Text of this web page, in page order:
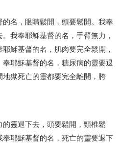
名，眼睛鬆開，頭要鬆開。我奉
我奉耶穌基督的名，手臂無力，
穌基督的名，肌肉要完全鬆開，
耶穌基督的名，糖尿病的靈要退
獄死亡的靈都要完全離開，胯
靈退下去，頭要鬆開，頸椎鬆
耶穌基督的名，死亡的靈要退下